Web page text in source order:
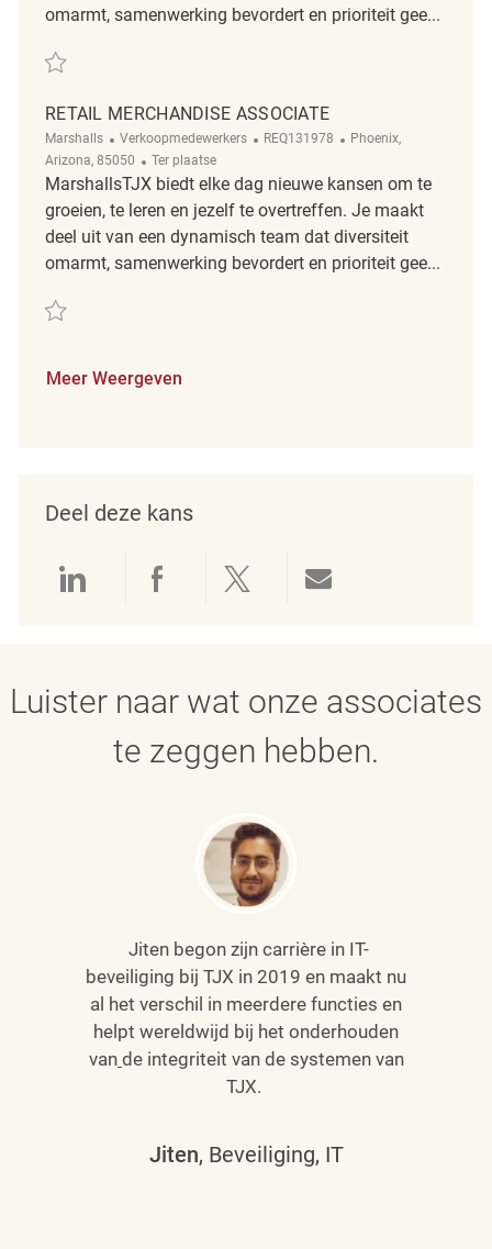
omarmt, samenwerking bevordert en prioriteit gee...
Redden Retail Merchandise Associate REQ132257
RETAIL MERCHANDISE ASSOCIATE
Marshalls Categorie
Verkoopmedewerkers ReqId
REQ131978 Plaats
Phoenix,
Arizona, 85050
Afgelegen
Ter plaatse
MarshallsTJX biedt elke dag nieuwe kansen om te
groeien, te leren en jezelf te overtreffen. Je maakt
deel uit van een dynamisch team dat diversiteit
omarmt, samenwerking bevordert en prioriteit gee...
Redden Retail Merchandise Associate REQ131978
Meer Weergeven
Deel deze kans
Delen via LinkedIn
Delen via Facebook
Delen via twitter
Luister naar wat onze associates
te zeggen hebben.
Jiten begon zijn carrière in IT-
beveiliging bij TJX in 2019 en maakt nu
al het verschil in meerdere functies en
helpt wereldwijd bij het onderhouden
van de integriteit van de systemen van
TJX.
Jiten, Beveiliging, IT